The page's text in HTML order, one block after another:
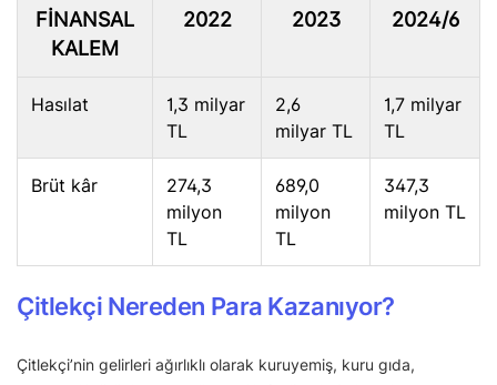
FINANSAL
KALEM
2022 2023 2024/6
Hasılat
1,3 milyar
TL
2,6
milyar TL
1,7 milyar
TL
Brüt kâr
274,3
milyon
TL
689,0
milyon
TL
347,3
milyon TL
Çitlekçi Nereden Para Kazanıyor?
Çitlekçi’nin gelirleri ağırlıklı olarak kuruyemiş, kuru gıda,